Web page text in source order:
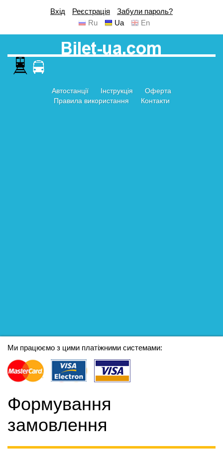
Вхід Реєстрація
Забули пароль?
Ru
Ua En
Автостанції Інструкція
Оферта
Правила використання
Контакти
Ми працюємо з цими платіжними системами:
Формування
замовлення